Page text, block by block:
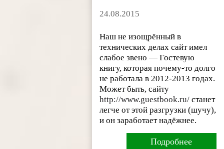
24.08.2015
Наш не изощрённый в
технических делах сайт имел
слабое звено — Гостевую
книгу, которая почему-то долго
не работала в 2012-2013 годах.
Может быть, сайту
http://www.guestbook.ru/ станет
легче от этой разгрузки (шучу),
и он заработает надёжнее.
Подробнее